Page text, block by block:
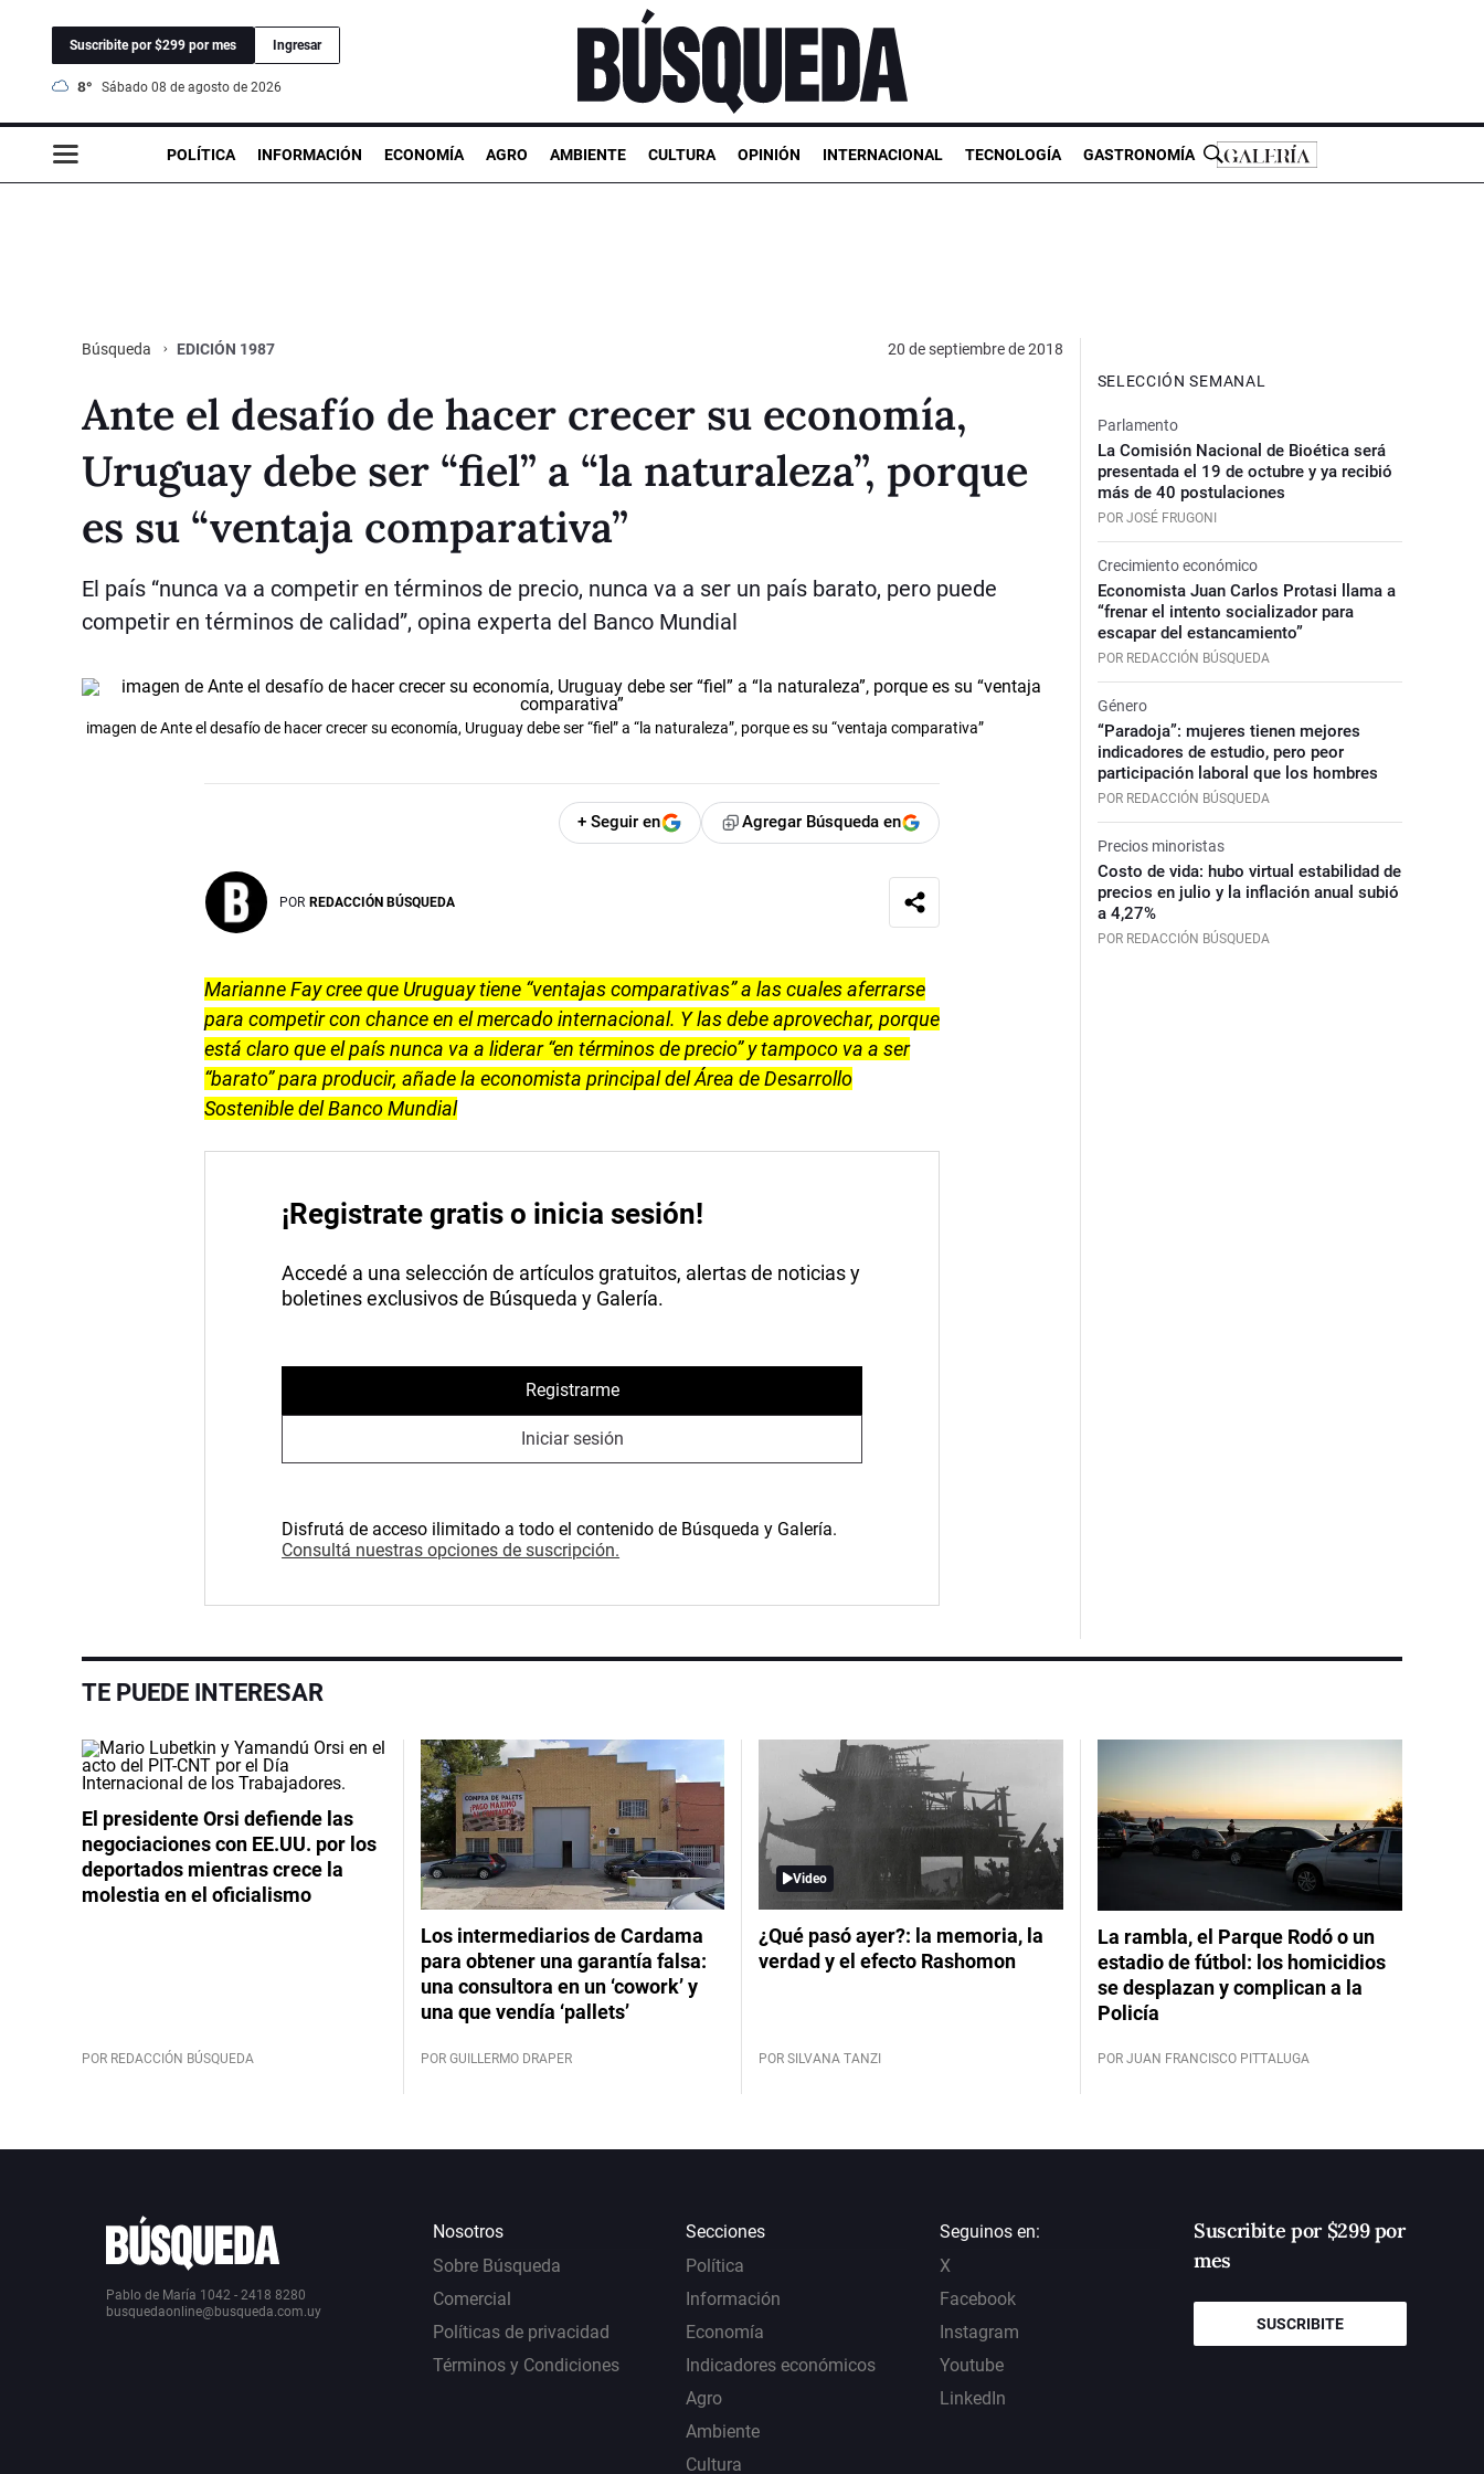
Suscribite por $299 por mes Ingresar
8° sábado 08 de agosto de 2026
POLÍTICA INFORMACIÓN ECONOMÍA AGRO AMBIENTE CULTURA OPINIÓN INTERNACIONAL TECNOLOGÍA GASTRONOMÍA
Búsqueda EDICIÓN 1987 20 de septiembre de 2018
Ante el desafío de hacer crecer su economía,
Uruguay debe ser “fiel” a “la naturaleza”, porque
es su “ventaja comparativa”
El país “nunca va a competir en términos de precio, nunca va a ser un país barato, pero puede
competir en términos de calidad”, opina experta del Banco Mundial
imagen de Ante el desafío de hacer crecer su economía, Uruguay debe ser “fiel” a “la naturaleza”, porque es su “ventaja comparativa”
+ Seguir en Agregar Búsqueda en
POR REDACCIÓN BÚSQUEDA
Marianne Fay cree que Uruguay tiene “ventajas comparativas” a las cuales aferrarse
para competir con chance en el mercado internacional. Y las debe aprovechar, porque
está claro que el país nunca va a liderar “en términos de precio” y tampoco va a ser
“barato” para producir, añade la economista principal del Área de Desarrollo
Sostenible del Banco Mundial
¡Registrate gratis o inicia sesión!
Accedé a una selección de artículos gratuitos, alertas de noticias y
boletines exclusivos de Búsqueda y Galería.
Registrarme
Iniciar sesión
Disfrutá de acceso ilimitado a todo el contenido de Búsqueda y Galería.
Consultá nuestras opciones de suscripción.
SELECCIÓN SEMANAL
Parlamento
La Comisión Nacional de Bioética será
presentada el 19 de octubre y ya recibió
más de 40 postulaciones
POR JOSÉ FRUGONI
Crecimiento económico
Economista Juan Carlos Protasi llama a
“frenar el intento socializador para
escapar del estancamiento”
POR REDACCIÓN BÚSQUEDA
Género
“Paradoja”: mujeres tienen mejores
indicadores de estudio, pero peor
participación laboral que los hombres
POR REDACCIÓN BÚSQUEDA
Precios minoristas
Costo de vida: hubo virtual estabilidad de
precios en julio y la inflación anual subió
a 4,27%
POR REDACCIÓN BÚSQUEDA
TE PUEDE INTERESAR
El presidente Orsi defiende las
negociaciones con EE.UU. por los
deportados mientras crece la
molestia en el oficialismo
POR REDACCIÓN BÚSQUEDA
Los intermediarios de Cardama
para obtener una garantía falsa:
una consultora en un ‘cowork’ y
una que vendía ‘pallets’
POR GUILLERMO DRAPER
Video
¿Qué pasó ayer?: la memoria, la
verdad y el efecto Rashomon
POR SILVANA TANZI
La rambla, el Parque Rodó o un
estadio de fútbol: los homicidios
se desplazan y complican a la
Policía
POR JUAN FRANCISCO PITTALUGA
Pablo de María 1042 - 2418 8280
busquedaonline@busqueda.com.uy
Nosotros
Sobre Búsqueda
Comercial
Políticas de privacidad
Términos y Condiciones
Secciones
Política
Información
Economía
Indicadores económicos
Agro
Ambiente
Cultura
Seguinos en:
X
Facebook
Instagram
Youtube
LinkedIn
Suscribite por $299 por
mes
SUSCRIBITE